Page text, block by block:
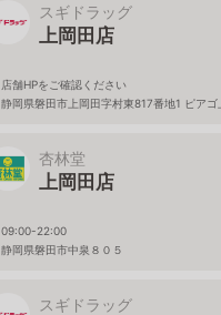
スギドラッグ
上岡田店
店舗HPをご確認ください
静岡県磐田市上岡田字村東817番地1 ピアゴ
杏林堂
上岡田店
09:00-22:00
静岡県磐田市中泉８０５
スギドラッグ